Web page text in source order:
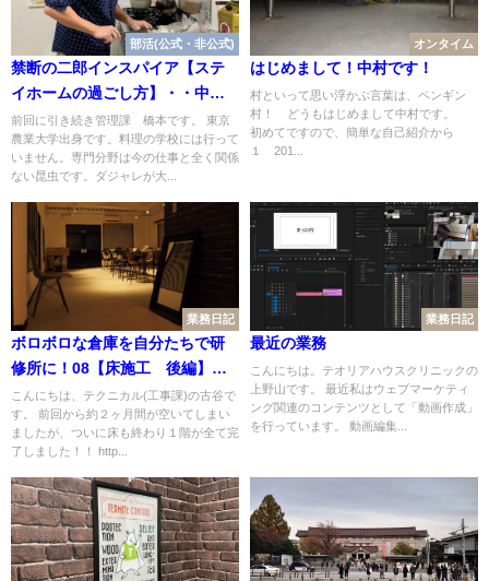
部活(公式・非公式)
禁断の二郎インスパイア【ステ
イホームの過ごし方】・・中
編・・
前回に引き続き管理課 橋本です。 東京
農業大学出身です。料理の学校には行って
いません。専門分野は今の仕事と全く関係
ない昆虫です。ダジャレが大...
オンタイム
はじめまして！中村です！
村といって思い浮かぶ言葉は、ペンギン
村！ どうもはじめまして中村です。
初めてですので、簡単な自己紹介から
１ 201...
業務日記
ボロボロな倉庫を自分たちで研
修所に！08【床施工 後編】完
結
こんにちは、テクニカル(工事課)の古谷で
す。 前回から約２ヶ月間が空いてしまい
ましたが、ついに床も終わり１階が全て完
了しました！！ http...
業務日記
最近の業務
こんにちは。テオリアハウスクリニックの
上野山です。 最近私はウェブマーケティ
ング関連のコンテンツとして「動画作成」
を行っています。 動画編集...